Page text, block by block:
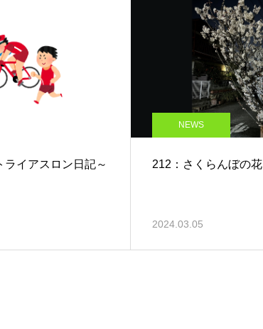
ライアスロン日記～
NEWS
212：さくらんぼの花
2024.03.05